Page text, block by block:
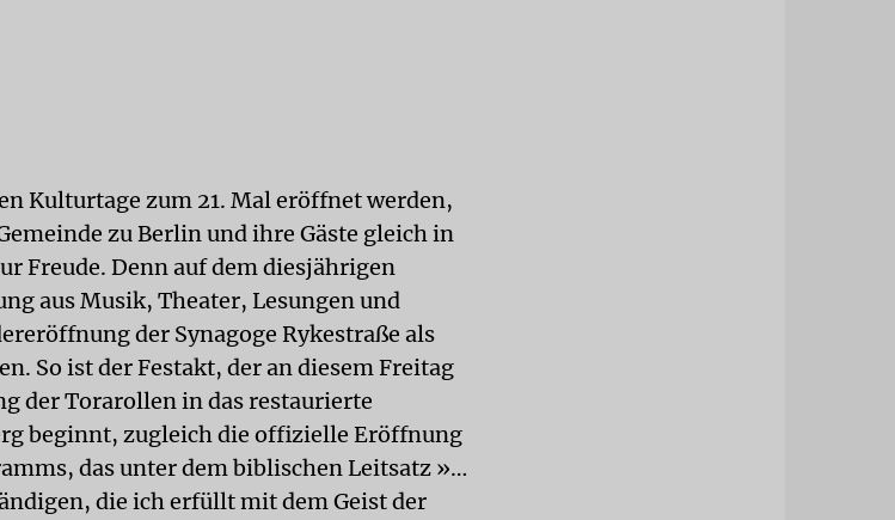
Kulturtage zum 21. Mal eröffnet werden,
zu Berlin und ihre Gäste gleich in
Freude. Denn auf dem diesjährigen
aus Musik, Theater, Lesungen und
der Synagoge Rykestraße als
So ist der Festakt, der an diesem Freitag
der Torarollen in das restaurierte
beginnt, zugleich die offizielle Eröffnung
das unter dem biblischen Leitsatz »…
die ich erfüllt mit dem Geist der